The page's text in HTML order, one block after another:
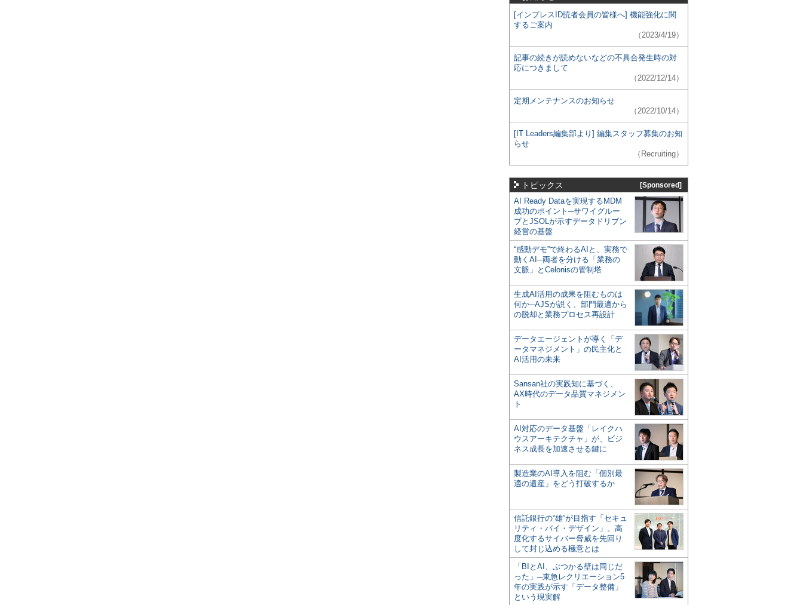
[インプレスID読者会員の皆様へ] 機能強化に関
するご案内
（2023/4/19）
記事の続きが読めないなどの不具合発生時の対
応につきまして
（2022/12/14）
定期メンテナンスのお知らせ
（2022/10/14）
[IT Leaders編集部より] 編集スタッフ募集のお知
らせ
（Recruiting）
トピックス [Sponsored]
AI Ready Dataを実現するMDM
成功のポイント─サワイグルー
プとJSOLが示すデータドリブン
経営の基盤
“感動デモ”で終わるAIと、実務で
動くAI─両者を分ける「業務の
文脈」とCelonisの管制塔
生成AI活用の成果を阻むものは
何か─AJSが説く、部門最適から
の脱却と業務プロセス再設計
データエージェントが導く「デ
ータマネジメント」の民主化と
AI活用の未来
Sansan社の実践知に基づく、
AX時代のデータ品質マネジメン
ト
AI対応のデータ基盤「レイクハ
ウスアーキテクチャ」が、ビジ
ネス成長を加速させる鍵に
製造業のAI導入を阻む「個別最
適の遺産」をどう打破するか
信託銀行の“雄”が目指す「セキュ
リティ・バイ・デザイン」。高
度化するサイバー脅威を先回り
して封じ込める極意とは
「BIとAI、ぶつかる壁は同じだ
った」─東急レクリエーション5
年の実践が示す「データ整備」
という現実解